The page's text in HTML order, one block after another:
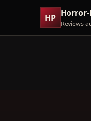
HP Horror-
Reviews